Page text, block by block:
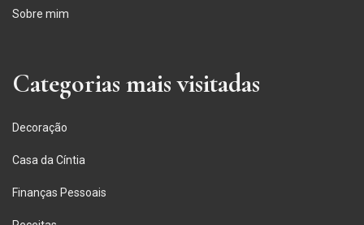
Sobre mim
Categorias mais visitadas
Decoração
Casa da Cíntia
Finanças Pessoais